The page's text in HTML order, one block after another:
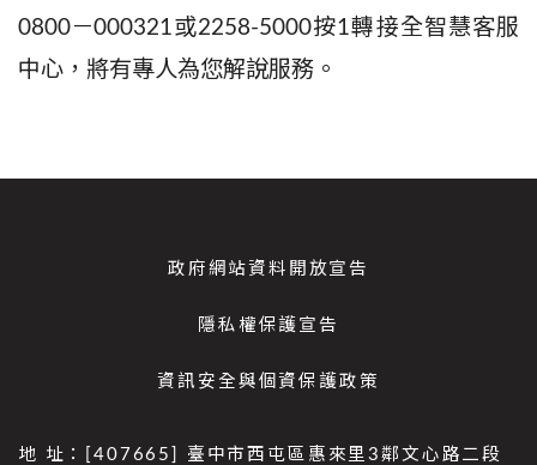
0800－000321或2258-5000按1轉接全智慧客服
中心，將有專人為您解說服務。
政府網站資料開放宣告
隱私權保護宣告
資訊安全與個資保護政策
地 址：[407665] 臺中市西屯區惠來里3鄰文心路二段